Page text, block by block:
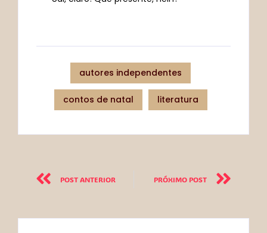
autores independentes
contos de natal literatura
POST ANTERIOR PRÓXIMO POST